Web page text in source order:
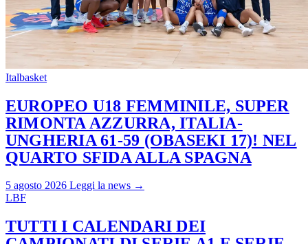
Italbasket
EUROPEO U18 FEMMINILE, SUPER
RIMONTA AZZURRA, ITALIA-
UNGHERIA 61-59 (OBASEKI 17)! NEL
QUARTO SFIDA ALLA SPAGNA
5 agosto 2026 Leggi la news →
LBF
TUTTI I CALENDARI DEI